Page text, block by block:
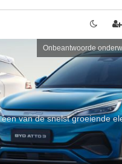
Onbeantwoorde
van de snelst groeiende